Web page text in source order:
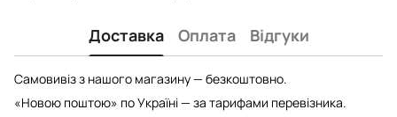
Доставка Оплата Відгуки
Самовивіз з нашого магазину — безкоштовно.
«Новою поштою» по Україні — за тарифами перевізника.